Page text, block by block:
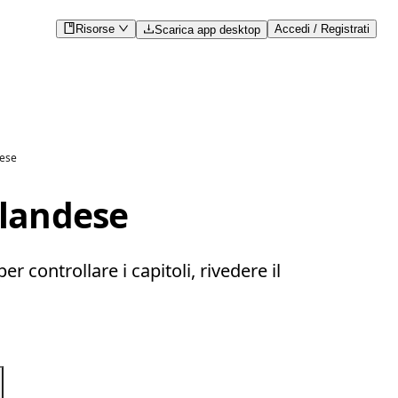
Risorse Scarica app desktop Accedi / Registrati
controllare i capitoli, rivedere il